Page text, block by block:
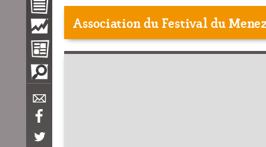
Association du Festival du